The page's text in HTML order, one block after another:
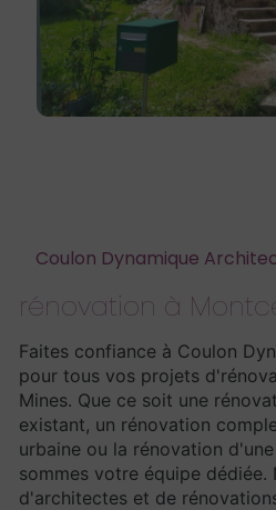
Coulon Dynamique
rénovation à
Faites confiance à Coulon
pour tous vos projets
Mines. Que ce soit une
existant, un rénovation
urbaine ou la rénovation
sommes votre équipe dédiée.
d'architectes et de